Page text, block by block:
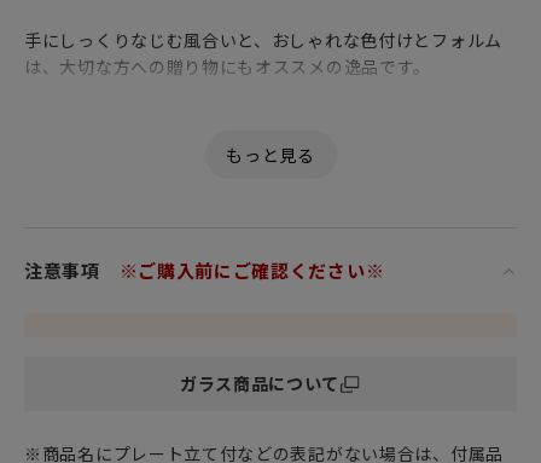
手にしっくりなじむ風合いと、おしゃれな色付けとフォルム
は、大切な方への贈り物にもオススメの逸品です。
・桜吹雪（レッド）：口径7.4×高さ4.4cm 容量50ml
注意事項 ※ご購入前にご確認ください※
ガラス商品について
※商品名にプレート立て付などの表記がない場合は、付属品